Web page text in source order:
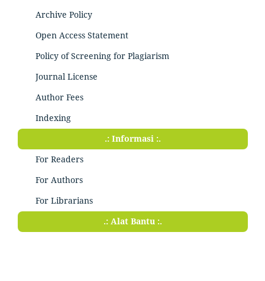
Archive Policy
Open Access Statement
Policy of Screening for Plagiarism
Journal License
Author Fees
Indexing
.: Informasi :.
For Readers
For Authors
For Librarians
.: Alat Bantu :.